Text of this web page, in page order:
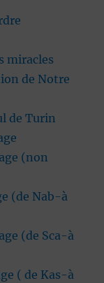
miracles
de Notre
de Turin
(non
(de Nab-à
(de Sca-à
( de Kas-à